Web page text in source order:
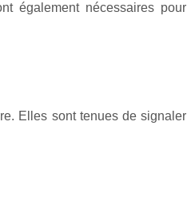
également nécessaires pour
Elles sont tenues de signaler